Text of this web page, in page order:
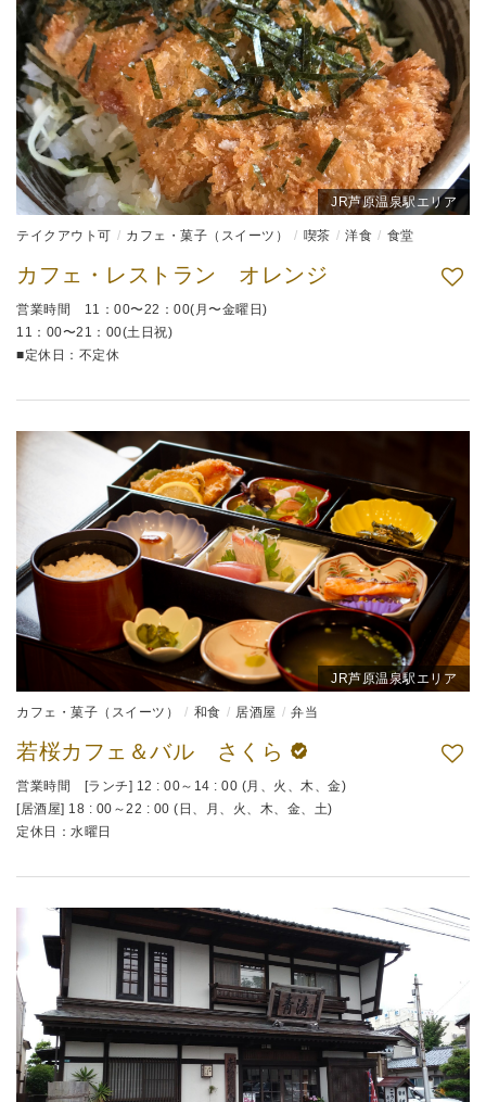
JR芦原温泉駅エリア
テイクアウト可 カフェ・菓子（スイーツ） 喫茶 洋食 食堂
カフェ・レストラン オレンジ
営業時間 11：00〜22：00(月〜金曜日)
11：00〜21：00(土日祝)
■定休日：不定休
JR芦原温泉駅エリア
カフェ・菓子（スイーツ） 和食 居酒屋 弁当
若桜カフェ＆バル さくら
営業時間 [ランチ] 12 : 00～14 : 00 (月、火、木、金)
[居酒屋] 18 : 00～22 : 00 (日、月、火、木、金、土)
定休日：水曜日